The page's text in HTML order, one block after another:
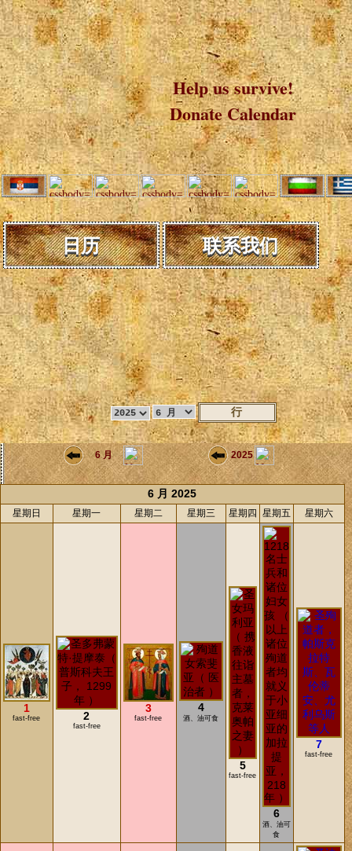
Help us survive!
Donate Calendar
日历 联系我们
6 月 2025
6 月 2025
星期日 星期一 星期二 星期三 星期四 星期五 星期六
1
fast-free 2
fast-free
3
fast-free
4
酒、油可食
5
fast-free
6
酒、油可
食
7
fast-free